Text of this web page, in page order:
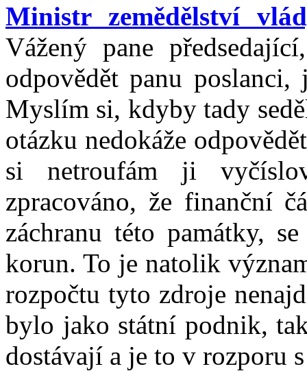
Ministr zemědělství
Vážený pane
odpovědět panu
Myslím si, kdyby tady
otázku nedokáže
si netroufám ji
zpracováno, že finanční
záchranu této památky,
korun. To je natolik
rozpočtu tyto zdroje
bylo jako státní podnik,
dostávají a je to v rozporu